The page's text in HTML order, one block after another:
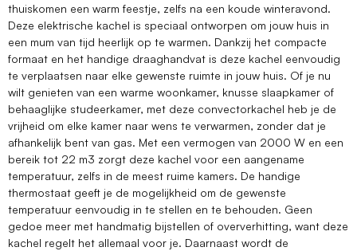
thuiskomen een warm feestje, zelfs na een koude winteravond.
Deze elektrische kachel is speciaal ontworpen om jouw huis in
een mum van tijd heerlijk op te warmen. Dankzij het compacte
formaat en het handige draaghandvat is deze kachel eenvoudig
te verplaatsen naar elke gewenste ruimte in jouw huis. Of je nu
wilt genieten van een warme woonkamer, knusse slaapkamer of
behaaglijke studeerkamer, met deze convectorkachel heb je de
vrijheid om elke kamer naar wens te verwarmen, zonder dat je
afhankelijk bent van gas. Met een vermogen van 2000 W en een
bereik tot 22 m3 zorgt deze kachel voor een aangename
temperatuur, zelfs in de meest ruime kamers. De handige
thermostaat geeft je de mogelijkheid om de gewenste
temperatuur eenvoudig in te stellen en te behouden. Geen
gedoe meer met handmatig bijstellen of oververhitting, want deze
kachel regelt het allemaal voor je. Daarnaast wordt de